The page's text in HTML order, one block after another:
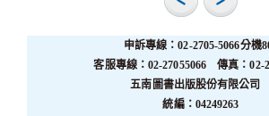
申訴專線：02-2705-5066分機
客服專線：02-27055066 傳真：02-
五南圖書出版股份有限公司
統編：04249263